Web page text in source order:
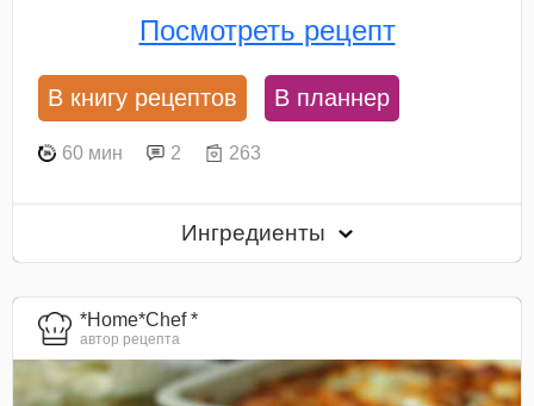
Посмотреть рецепт
В книгу рецептов В планнер
60 мин 2 263
Ингредиенты
*Home*Chef *
автор рецепта